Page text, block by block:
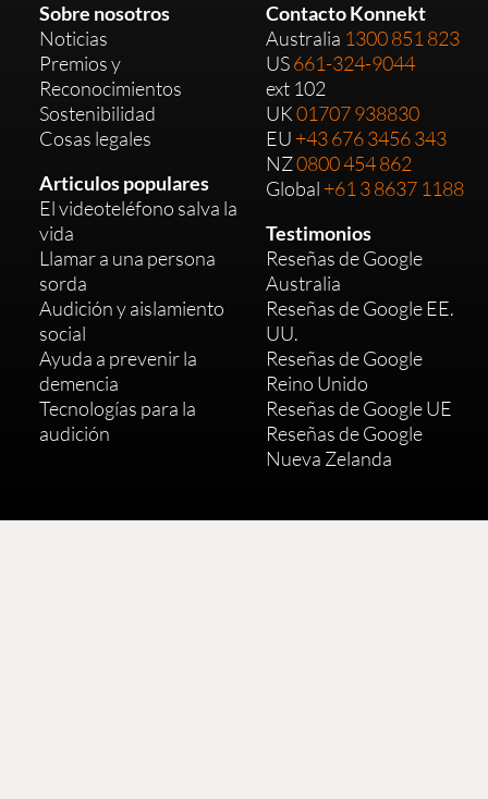
Sobre nosotros
Noticias
Premios y
Reconocimientos
Sostenibilidad
Cosas legales
Articulos populares
El videoteléfono salva la
vida
Llamar a una persona
sorda
Audición y aislamiento
social
Ayuda a prevenir la
demencia
Tecnologías para la
audición
Contacto Konnekt
Australia 1300 851 823
US661-324-9044
ext 102
UK01707 938830
EU +43 676 3456 343
NZ0800 454 862
Global +61 3 8637 1188
Testimonios
Reseñas de Google
Australia
Reseñas de Google EE.
UU.
Reseñas de Google
Reino Unido
Reseñas de Google UE
Reseñas de Google
Nueva Zelanda